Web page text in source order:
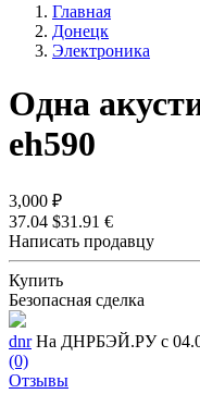
Главная
Донецк
Электроника
Одна
eh590
3,000 ₽
37.04 $31.91 €
Написать продавцу
Купить
Безопасная сделка
dnr На ДНРБЭЙ.РУ с
(0)
Отзывы